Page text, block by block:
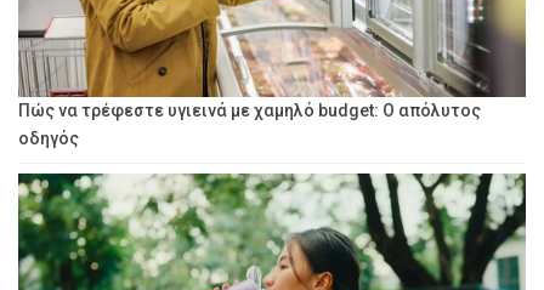
Πώς να τρέφεστε υγιεινά με χαμηλό budget: Ο απόλυτος
οδηγός